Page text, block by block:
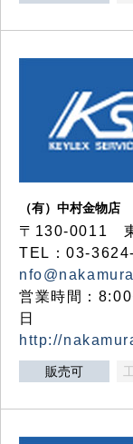
（有）中村金物店
〒130-0011
TEL：03-
営業時間：
日
http://
販売可